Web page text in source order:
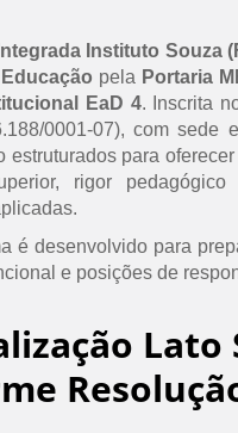
Instituto Souza
pela Portaria
EaD 4. Inscrita
0001-07), com sede
estruturados para
rigor
é desenvolvido para
e posições de